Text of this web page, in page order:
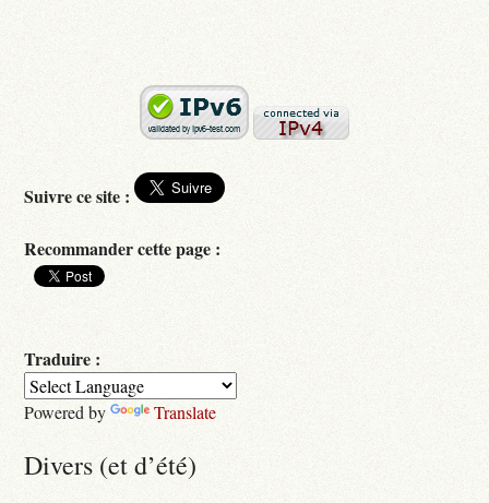
Suivre ce site :
Recommander cette page :
Traduire :
Powered by Translate
Divers (et d’été)